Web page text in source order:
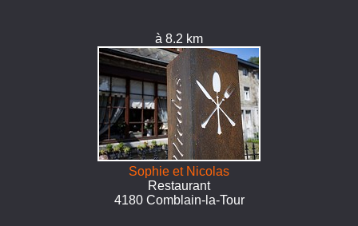
à 8.2 km
Sophie et Nicolas
Restaurant
4180 Comblain-la-Tour